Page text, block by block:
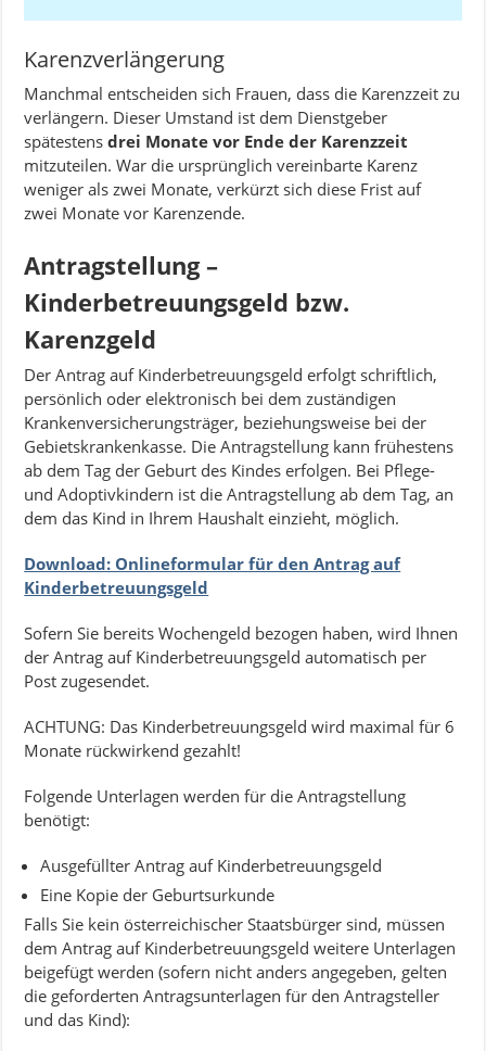
Karenzverlängerung
Manchmal entscheiden sich Frauen, dass die Karenzzeit zu
verlängern. Dieser Umstand ist dem Dienstgeber
spätestensdrei Monate vor Ende der Karenzzeit
mitzuteilen. War die ursprünglich vereinbarte Karenz
weniger als zwei Monate, verkürzt sich diese Frist auf
zwei Monate vor Karenzende.
Antragstellung –
Kinderbetreuungsgeld bzw.
Karenzgeld
Der Antrag auf Kinderbetreuungsgeld erfolgt schriftlich,
persönlich oder elektronisch bei dem zuständigen
Krankenversicherungsträger, beziehungsweise bei der
Gebietskrankenkasse. Die Antragstellung kann frühestens
ab dem Tag der Geburt des Kindes erfolgen. Bei Pflege-
und Adoptivkindern ist die Antragstellung ab dem Tag, an
dem das Kind in Ihrem Haushalt einzieht, möglich.
Download: Onlineformular für den Antrag auf
Kinderbetreuungsgeld
Sofern Sie bereits Wochengeld bezogen haben, wird Ihnen
der Antrag auf Kinderbetreuungsgeld automatisch per
Post zugesendet.
ACHTUNG: Das Kinderbetreuungsgeld wird maximal für 6
Monate rückwirkend gezahlt!
Folgende Unterlagen werden für die Antragstellung
benötigt:
Ausgefüllter Antrag auf Kinderbetreuungsgeld
Eine Kopie der Geburtsurkunde
Falls Sie kein österreichischer Staatsbürger sind, müssen
dem Antrag auf Kinderbetreuungsgeld weitere Unterlagen
beigefügt werden (sofern nicht anders angegeben, gelten
die geforderten Antragsunterlagen für den Antragsteller
und das Kind):